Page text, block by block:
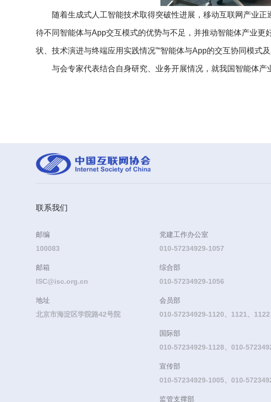
随着生成式人工智能技术取得突破性进展，移动互联网产业
待不同智能体与App交互模式的优势与不足，并推动智能体产业
状、技术演进与终端应用实践情况”“智能体与App的交互协同模式
与会专家代表结合自身研究、业务开展情况，就我国智能体产
联系我们
邮编
100083
邮箱
ISC@isc.org.cn
地址
北京市海淀区学院路42号院
党建工作办公室
010-57234929-1057
综合部
010-57234929-1056
会员部
010-57234929-1120、1121、
国际部
010-57234929-1128、010-
宣传部
010-57234929-1005、010-
监管支撑部